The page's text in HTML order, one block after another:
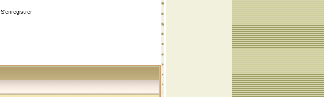
S'enregistrer